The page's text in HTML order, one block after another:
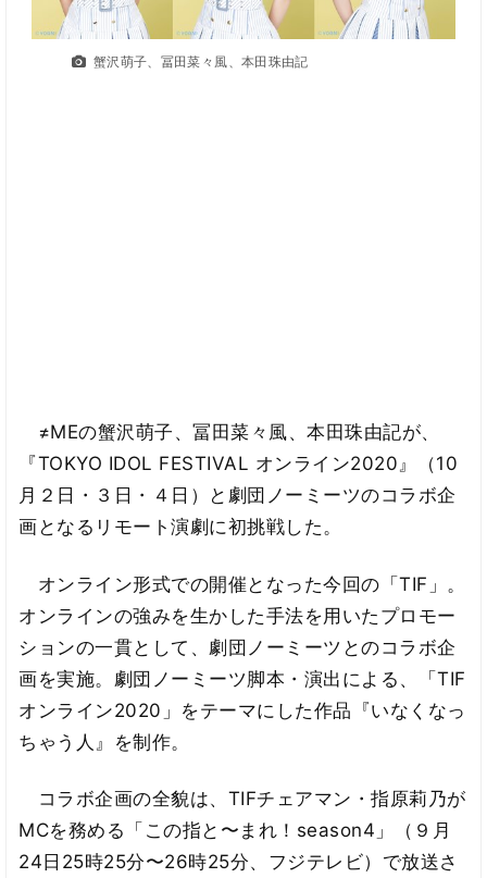
蟹沢萌子、冨田菜々風、本田珠由記
≠MEの蟹沢萌子、冨田菜々風、本田珠由記が、
『TOKYO IDOL FESTIVAL オンライン2020』（10
月２日・３日・４日）と劇団ノーミーツのコラボ企
画となるリモート演劇に初挑戦した。
オンライン形式での開催となった今回の「TIF」。
オンラインの強みを生かした手法を用いたプロモー
ションの一貫として、劇団ノーミーツとのコラボ企
画を実施。劇団ノーミーツ脚本・演出による、「TIF
オンライン2020」をテーマにした作品『いなくなっ
ちゃう人』を制作。
コラボ企画の全貌は、TIFチェアマン・指原莉乃が
MCを務める「この指と〜まれ！season4」（９月
24日25時25分〜26時25分、フジテレビ）で放送さ